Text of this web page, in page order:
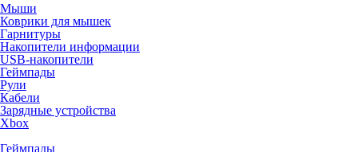
Мыши
Коврики для мышек
Гарнитуры
Накопители информации
USB-накопители
Геймпады
Рули
Кабели
Зарядные устройства
Xbox
Геймпады